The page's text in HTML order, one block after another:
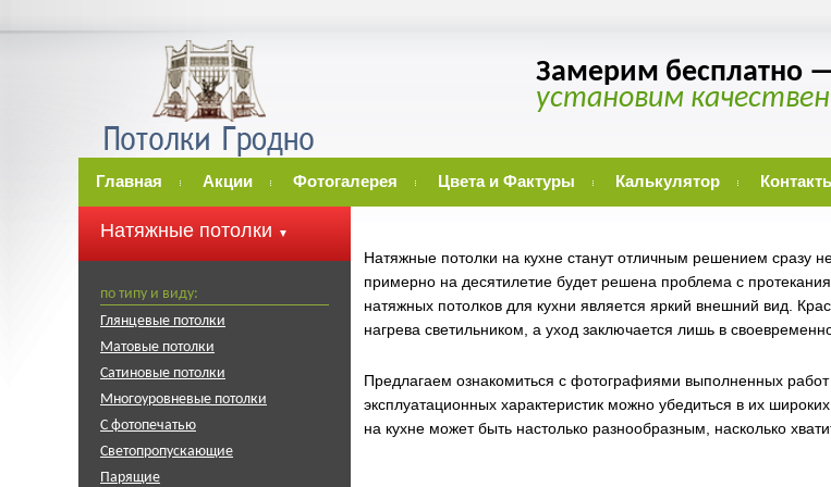
Замерим бесплатно
установим
Главная Акции Фотогалерея Цвета и Фактуры Калькулятор
Натяжные потолки ▼
по типу и виду:
Глянцевые потолки
Матовые потолки
Сатиновые потолки
Многоуровневые потолки
С фотопечатью
Светопропускающие
Парящие
Натяжные потолки на кухне станут отличным решением сразу
примерно на десятилетие будет решена проблема с
натяжных потолков для кухни является яркий внешний вид.
нагрева светильником, а уход заключается лишь в
Предлагаем ознакомиться с фотографиями выполненных
эксплуатационных характеристик можно убедиться в их
на кухне может быть настолько разнообразным, насколько